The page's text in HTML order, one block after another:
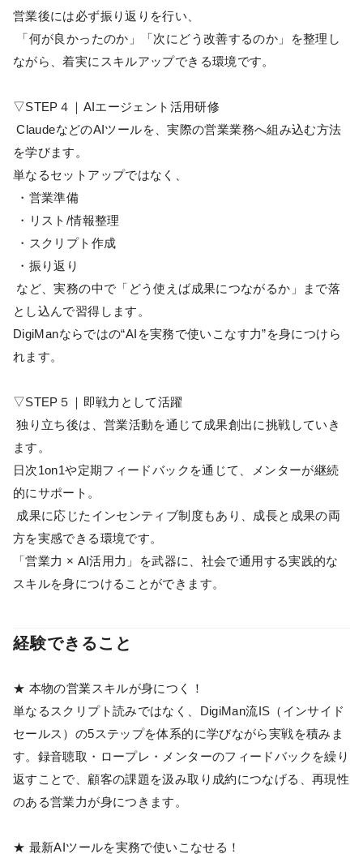
営業後には必ず振り返りを行い、
「何が良かったのか」「次にどう改善するのか」を整理し
ながら、着実にスキルアップできる環境です。
▽STEP４｜AIエージェント活用研修
ClaudeなどのAIツールを、実際の営業業務へ組み込む方法
を学びます。
単なるセットアップではなく、
・営業準備
・リスト/情報整理
・スクリプト作成
・振り返り
など、実務の中で「どう使えば成果につながるか」まで落
とし込んで習得します。
DigiManならではの“AIを実務で使いこなす力”を身につけら
れます。
▽STEP５｜即戦力として活躍
独り立ち後は、営業活動を通じて成果創出に挑戦していき
ます。
日次1on1や定期フィードバックを通じて、メンターが継続
的にサポート。
成果に応じたインセンティブ制度もあり、成長と成果の両
方を実感できる環境です。
「営業力 × AI活用力」を武器に、社会で通用する実践的な
スキルを身につけることができます。
経験できること
★ 本物の営業スキルが身につく！
単なるスクリプト読みではなく、DigiMan流IS（インサイド
セールス）の5ステップを体系的に学びながら実戦を積みま
す。録音聴取・ロープレ・メンターのフィードバックを繰り
返すことで、顧客の課題を汲み取り成約につなげる、再現性
のある営業力が身につきます。
★ 最新AIツールを実務で使いこなせる！